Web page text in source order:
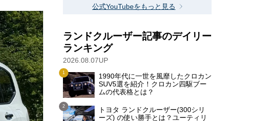
公式YouTubeをもっと見る
ランドクルーザー記事のデイリー
ランキング
2026.08.07UP
1990年代に一世を風靡したクロカン
SUV5選を紹介！クロカン四駆ブー
ムの代表格とは？
トヨタ ランドクルーザー(300シリ
ーズ) の使い勝手とは？ユーティリ